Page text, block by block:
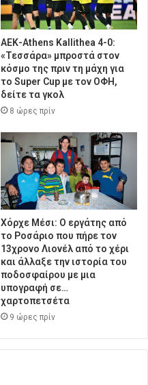
ΑΕΚ-Athens Kallithea 4-0:
«Τεσσάρα» μπροστά στον
κόσμο της πριν τη μάχη για
το Super Cup με τον ΟΦΗ,
δείτε τα γκολ
8 ώρες πρίν
Χόρχε Μέσι: Ο εργάτης από
το Ροσάριο που πήρε τον
13χρονο Λιονέλ από το χέρι
και άλλαξε την ιστορία του
ποδοσφαίρου με μια
υπογραφή σε…
χαρτοπετσέτα
9 ώρες πρίν